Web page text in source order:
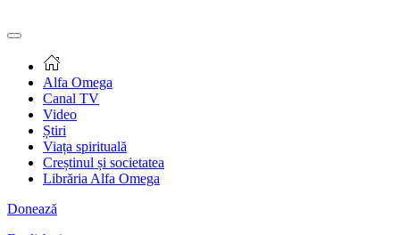
Alfa Omega
Canal TV
Video
Știri
Viața spirituală
Creștinul și societatea
Librăria Alfa Omega
Donează